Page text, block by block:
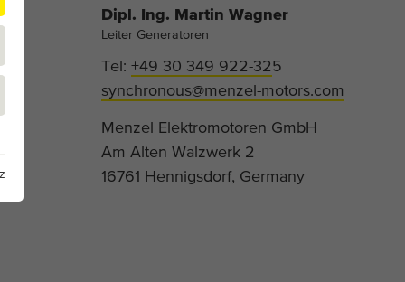
Dipl. Ing. Martin Wagner
Leiter Generatoren
Tel: +49 30 349 922-325
synchronous@menzel-motors.com
Menzel Elektromotoren GmbH
Am Alten Walzwerk 2
16761 Hennigsdorf, Germany